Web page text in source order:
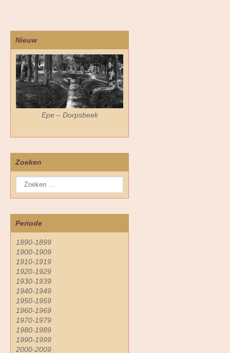
Nieuw
Epe – Dorpsbeek
Zoeken
Periode
1890-1899
1900-1909
1910-1919
1920-1929
1930-1939
1940-1949
1950-1959
1960-1969
1970-1979
1980-1989
1990-1999
2000-2009